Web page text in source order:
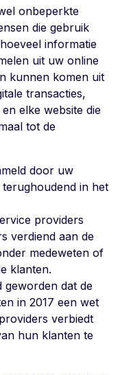
onbeperkte
die gebruik
informatie
uit uw online
kunnen komen uit
transacties,
elke website die
tot de
door uw
in het
providers
verdiend aan de
medeweten of
klanten.
geworden dat de
in 2017 een wet
verbiedt
hun klanten te